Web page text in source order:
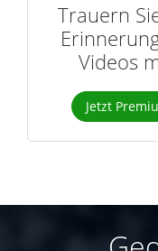
Trauern
Videos
Jetzt